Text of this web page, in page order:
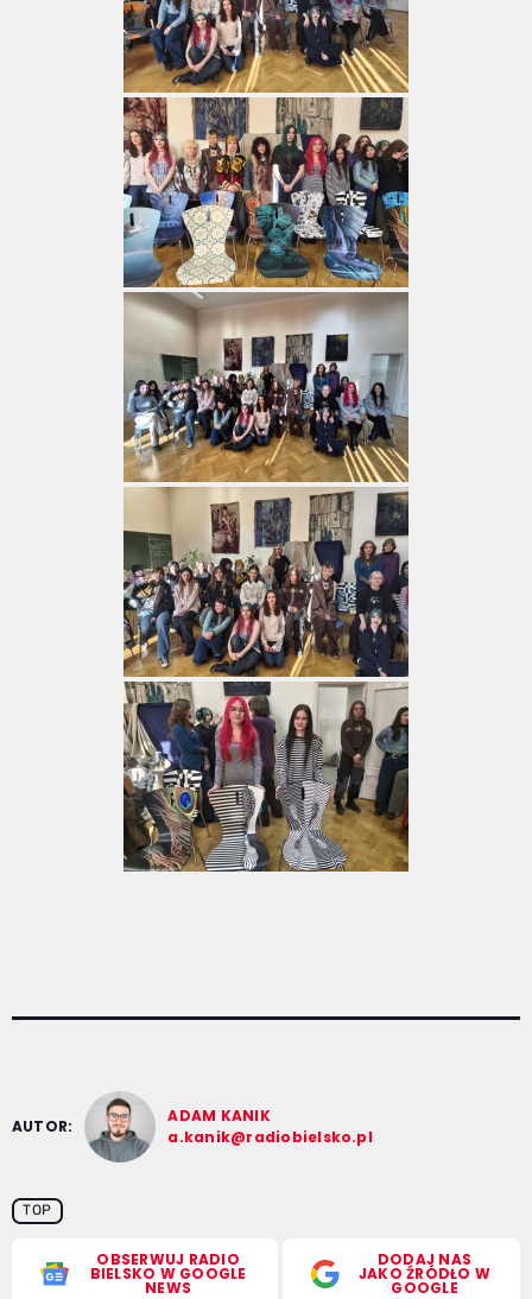
AUTOR:
ADAM KANIK
a.kanik@radiobielsko.pl
TOP
OBSERWUJ RADIO
BIELSKO W GOOGLE
NEWS
DODAJ NAS
JAKO ŹRÓDŁO W
GOOGLE